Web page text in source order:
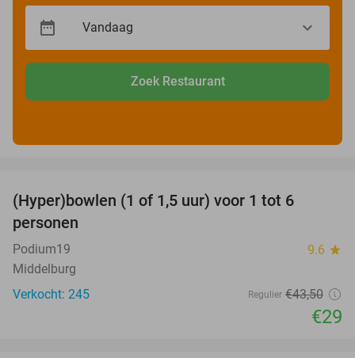
Zoek Restaurant
(Hyper)bowlen (1 of 1,5 uur) voor 1 tot 6
personen
Podium19 9.6 star
Middelburg
Verkocht: 245
Regulier €43,50
€29